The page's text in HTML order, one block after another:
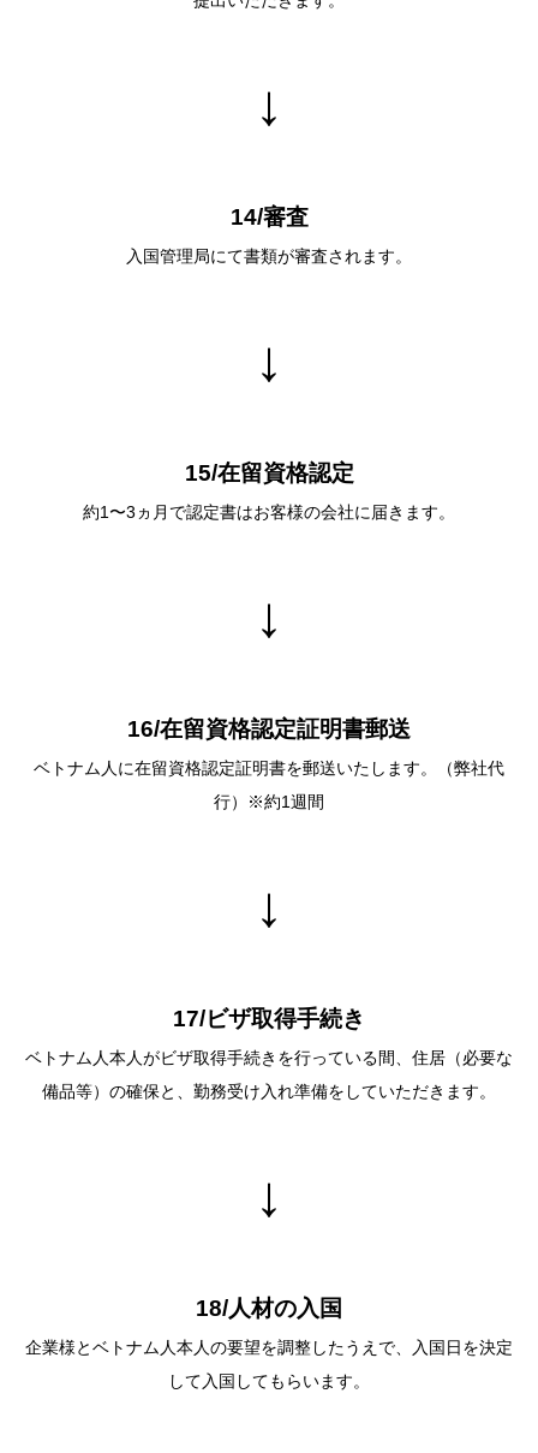
↓
14/審査
⼊国管理局にて書類が審査されます。
↓
15/在留資格認定
約1〜3ヵ⽉で認定書はお客様の会社に届きます。
↓
16/在留資格認定証明書郵送
ベトナム⼈に在留資格認定証明書を郵送いたします。（弊社代
⾏）※約1週間
↓
17/ビザ取得⼿続き
ベトナム⼈本⼈がビザ取得⼿続きを⾏っている間、住居（必要な
備品等）の確保と、勤務受け⼊れ準備をしていただきます。
↓
18/人材の⼊国
企業様とベトナム⼈本⼈の要望を調整したうえで、⼊国⽇を決定
して⼊国してもらいます。